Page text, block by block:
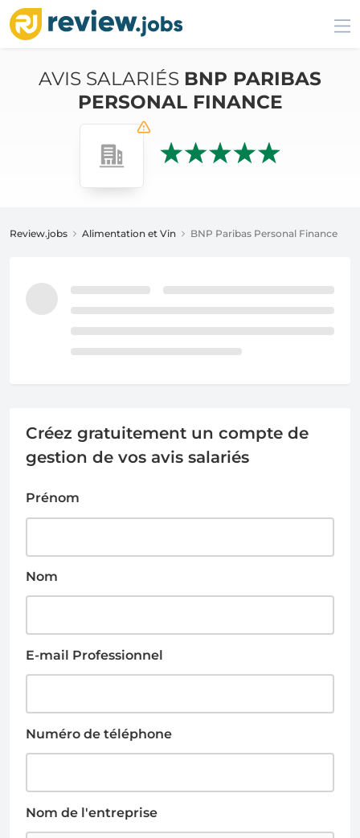
AVIS SALARIÉS BNP PARIBAS
PERSONAL FINANCE
Review.jobs Alimentation et Vin BNP Paribas Personal Finance
Créez gratuitement un compte de
gestion de vos avis salariés
Prénom
Nom
E-mail Professionnel
Numéro de téléphone
Nom de l'entreprise